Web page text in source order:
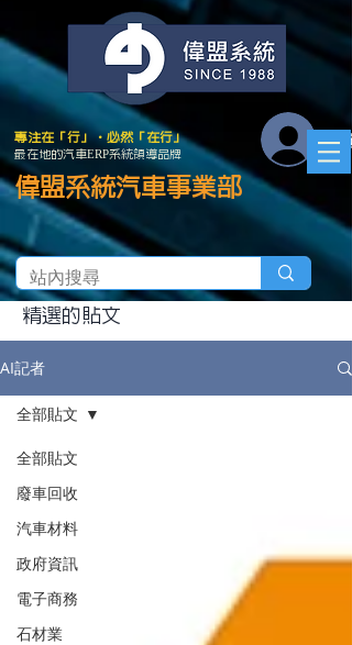
偉盟系統汽車事業部
專注在「行」．必然「在行」
最在地的汽車ERP系統領導品牌
會
精選的貼文
AI記者
全部貼文
廢車回收
汽車材料
政府資訊
電子商務
石材業
全部貼文